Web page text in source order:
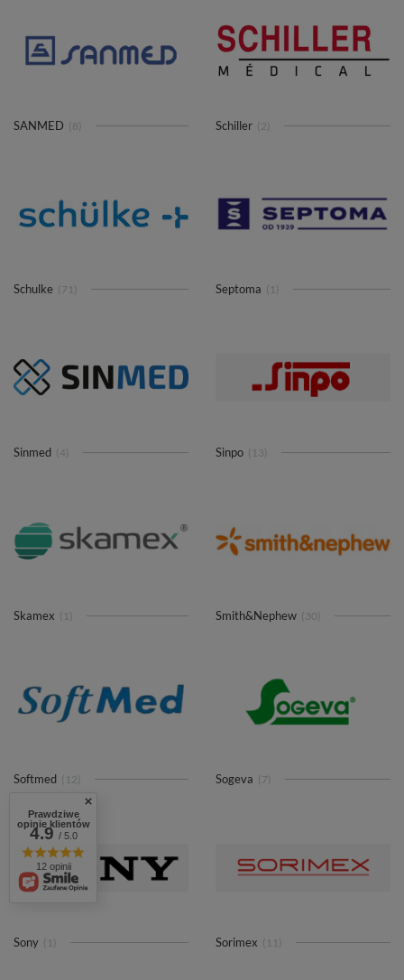
SANMED (8) Schiller (2)
Schulke (71) Septoma (1)
Sinmed (4) Sinpo (13)
Skamex (1) Smith&Nephew (30)
Softmed (12) Sogeva (7)
Sony (1) Sorimex (11)
Prawdziwe
opinie klientów
4.9/ 5.0
12 opinii